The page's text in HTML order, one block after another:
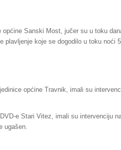
općine Sanski Most, jučer su u toku
plavljenje koje se dogodilo u toku noći
općine Travnik, imali su
e Stari Vitez, imali su intervenciju
ugašen.